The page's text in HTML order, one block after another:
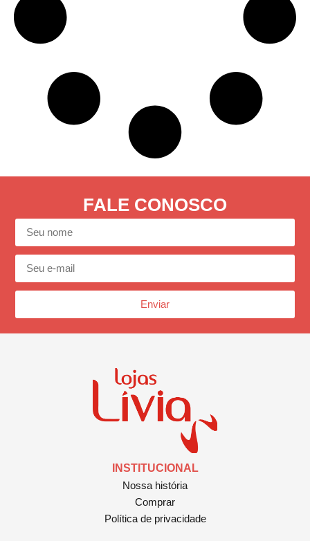
FALE CONOSCO
Enviar
INSTITUCIONAL
Nossa história
Comprar
Política de privacidade